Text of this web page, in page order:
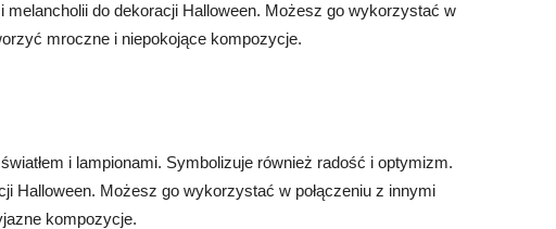
melancholii do dekoracji Halloween. Możesz go wykorzystać w
mroczne i niepokojące kompozycje.
i lampionami. Symbolizuje również radość i optymizm.
Halloween. Możesz go wykorzystać w połączeniu z innymi
kompozycje.